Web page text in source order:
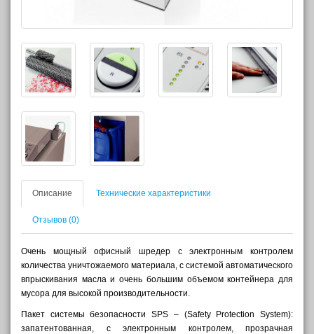
Описание Технические характеристики
Отзывов (0)
Очень мощный офисный шредер с электронным контролем
количества уничтожаемого материала, с системой автоматического
впрыскивания масла и очень большим объемом контейнера для
мусора для высокой производительности.
Пакет системы безопасности SPS – (Safety Protection System):
запатентованная, с электронным контролем, прозрачная